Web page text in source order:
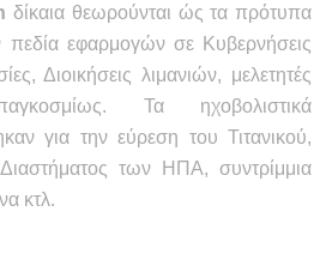
δίκαια θεωρούνται ώς τα πρότυπα
πεδία εφαρμογών σε Κυβερνήσεις
Διοικήσεις λιμανιών, μελετητές
Τα ηχοβολιστικά
για την εύρεση του Τιτανικού,
των ΗΠΑ, συντρίμμια
κτλ.